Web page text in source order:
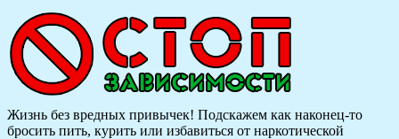
Жизнь без вредных привычек! Подскажем как наконец-то
бросить пить, курить или избавиться от наркотической